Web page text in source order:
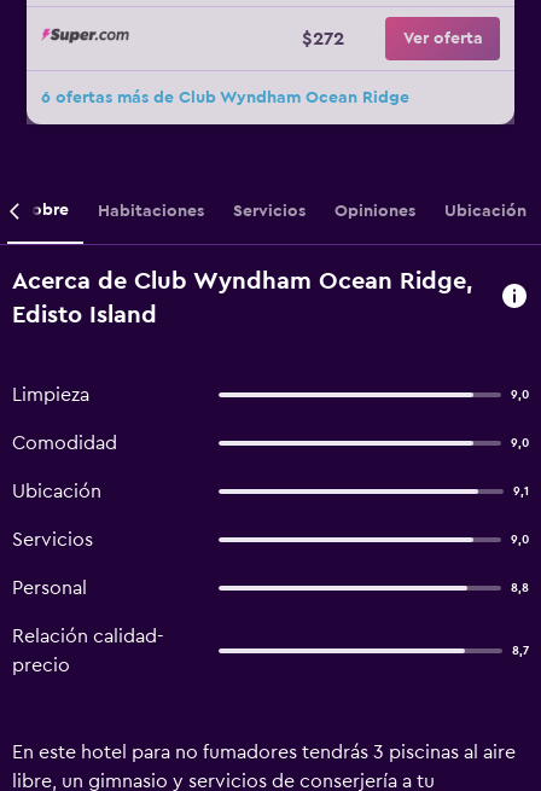
$272 Ver oferta
6 ofertas más de Club Wyndham Ocean Ridge
Sobre Habitaciones Servicios Opiniones Ubicación
Acerca de Club Wyndham Ocean Ridge,
Edisto Island
Limpieza 9,0
Comodidad 9,0
Ubicación 9,1
Servicios 9,0
Personal 8,8
Relación calidad-
precio
8,7
En este hotel para no fumadores tendrás 3 piscinas al aire
libre, un gimnasio y servicios de conserjería a tu